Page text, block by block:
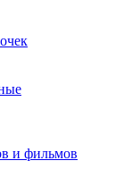
и фильмов